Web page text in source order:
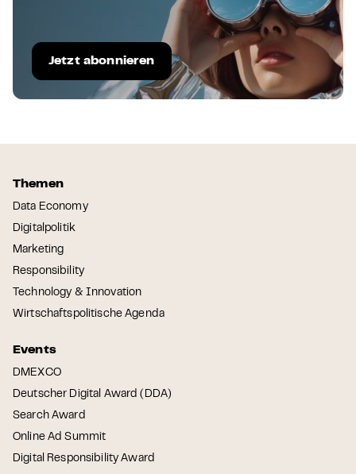
Jetzt abonnieren
Themen
Data Economy
Digitalpolitik
Marketing
Responsibility
Technology & Innovation
Wirtschaftspolitische Agenda
Events
DMEXCO
Deutscher Digital Award (DDA)
Search Award
Online Ad Summit
Digital Responsibility Award